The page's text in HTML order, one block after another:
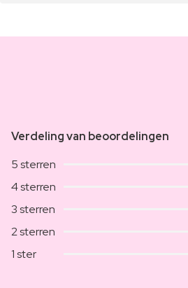
Verdeling van beoordelingen
5 sterren
4 sterren
3 sterren
2 sterren
1 ster